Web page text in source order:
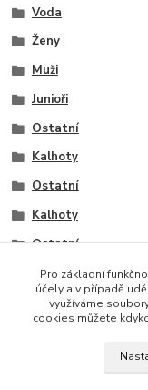
Voda
Ženy
Muži
Junioři
Ostatní
Kalhoty
Ostatní
Kalhoty
Ostatní
Kalhoty
Pro základní
účely a v případě
využíváme
cookies můžete